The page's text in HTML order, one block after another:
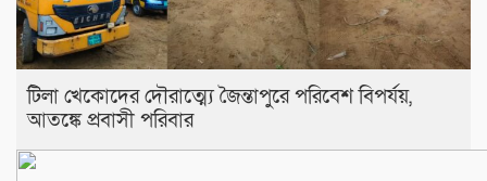
টিলা খেকোদের দৌরাত্ম্যে জৈন্তাপুরে পরিবেশ বিপর্যয়,
আতঙ্কে প্রবাসী পরিবার